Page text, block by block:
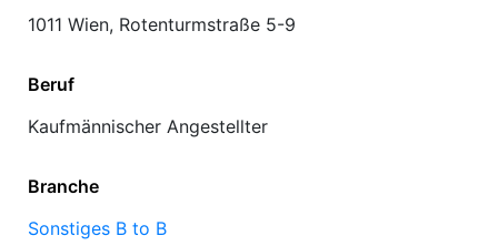
1011 Wien, Rotenturmstraße 5-9
Beruf
Kaufmännischer Angestellter
Branche
Sonstiges B to B